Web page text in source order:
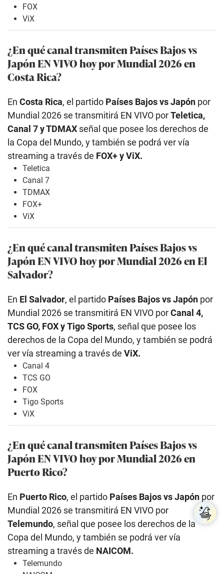
FOX
ViX
¿En qué canal transmiten Países Bajos vs
JapónEN VIVO hoy por Mundial 2026 en
Costa Rica?
En Costa Rica, el partido Países Bajos vs Japón por
Mundial 2026 se transmitirá EN VIVO porTeletica,
Canal 7 y TDMAX señal que posee los derechos de
la Copa del Mundo, y también se podrá ver vía
streaming a través de FOX+ y ViX.
Teletica
Canal 7
TDMAX
FOX+
ViX
¿En qué canal transmiten Países Bajos vs
Japón EN VIVO hoy por Mundial 2026 en El
Salvador?
En El Salvador, el partido Países Bajos vs Japón por
Mundial 2026 se transmitirá EN VIVO porCanal 4,
TCS GO, FOX yTigo Sports, señal que posee los
derechos de la Copa del Mundo, y también se podrá
ver vía streaming a través de ViX.
Canal 4
TCS GO
FOX
Tigo Sports
ViX
¿En qué canal transmiten Países Bajos vs
Japón EN VIVO hoy por Mundial 2026 en
Puerto Rico?
En Puerto Rico, el partido Países Bajos vs Japón por
Mundial 2026 se transmitirá EN VIVO por
Telemundo, señal que posee los derechos de la
Copa del Mundo, y también se podrá ver vía
streaming a través de NAICOM.
Telemundo